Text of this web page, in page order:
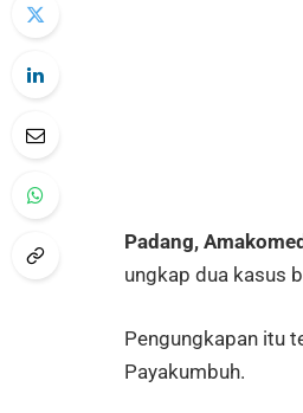
Padang,
ungkap dua kasus
Pengungkapan itu
Payakumbuh.